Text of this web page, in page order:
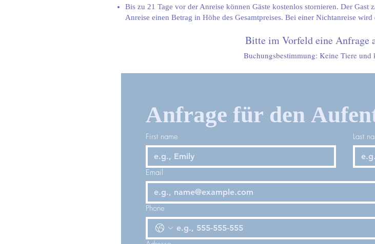
Bis zu 21 Tage vor der Anreise können Gäste kostenlos stornieren. Der
Anreise einen Betrag in Höhe des Gesamtpreises. Bei einer Nichtanreise
Bitte im Vorfeld eine Anfrage
Buchungsbestimmung: Keine Tiere und
Anfrage für den
First name Last
Email
Phone